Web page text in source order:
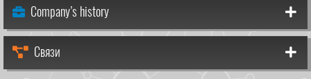
Company’s history
Связи